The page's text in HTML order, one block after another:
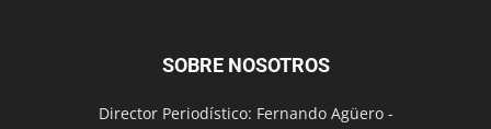
SOBRE NOSOTROS
Director Periodístico: Fernando Agüero -